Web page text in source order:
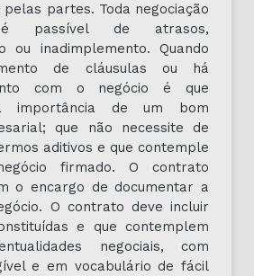
pelas partes. Toda negociação
é passível de atrasos,
ou inadimplemento. Quando
de cláusulas ou há
com o negócio é que
importância de um bom
que não necessite de
aditivos e que contemple
firmado. O contrato
o encargo de documentar a
O contrato deve incluir
e que contemplem
negociais, com
e em vocabulário de fácil